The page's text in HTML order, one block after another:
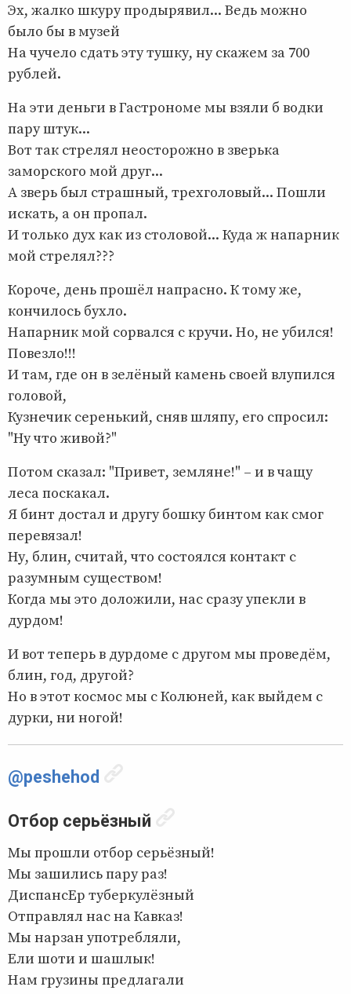
Эх, жалко шкуру продырявил... Ведь можно
было бы в музей
На чучело сдать эту тушку, ну скажем за 700
рублей.
На эти деньги в Гастрономе мы взяли б водки
пару штук...
Вот так стрелял неосторожно в зверька
заморского мой друг...
А зверь был страшный, трехголовый... Пошли
искать, а он пропал.
И только дух как из столовой... Куда ж напарник
мой стрелял???
Короче, день прошёл напрасно. К тому же,
кончилось бухло.
Напарник мой сорвался с кручи. Но, не убился!
Повезло!!!
И там, где он в зелёный камень своей влупился
головой,
Кузнечик серенький, сняв шляпу, его спросил:
"Ну что живой?"
Потом сказал: "Привет, земляне!" – и в чащу
леса поскакал.
Я бинт достал и другу бошку бинтом как смог
перевязал!
Ну, блин, считай, что состоялся контакт с
разумным существом!
Когда мы это доложили, нас сразу упекли в
дурдом!
И вот теперь в дурдоме с другом мы проведём,
блин, год, другой?
Но в этот космос мы с Колюней, как выйдем с
дурки, ни ногой!
@peshehod
Отбор серьёзный
Мы прошли отбор серьёзный!
Мы зашились пару раз!
ДиспансЕр туберкулёзный
Отправлял нас на Кавказ!
Мы нарзан употребляли,
Ели шоти и шашлык!
Нам грузины предлагали